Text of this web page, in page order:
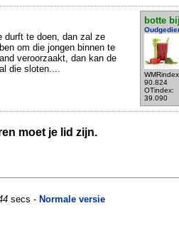
botte
90.824
OTindex:
39.090
durft te doen, dan zal ze
om die jongen binnen te
veroorzaakt, dan kan de
die sloten....
moet je lid zijn.
secs - Normale versie